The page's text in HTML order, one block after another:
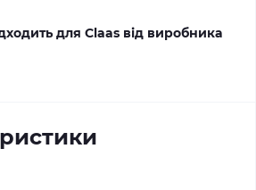
для Claas від виробника